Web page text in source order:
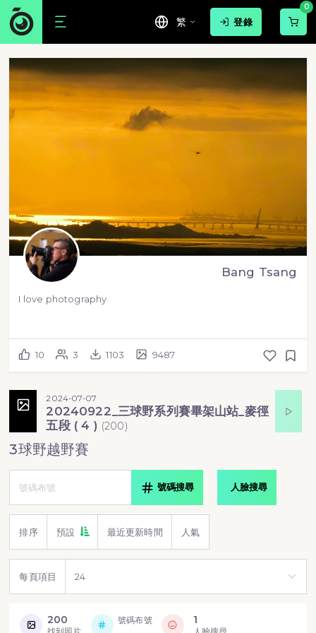
繁 登錄
0
Bang Tsang
I love photography
10 3 1103 9487
2024-07-07
20240922_三球野系列賽畢架山站_麥徑
五段 ( 4 ) (200)
3球野越野賽
號碼搜尋 人臉搜尋
排序 預設 最近更新時間 人氣
每頁項目
200 號碼布號 1